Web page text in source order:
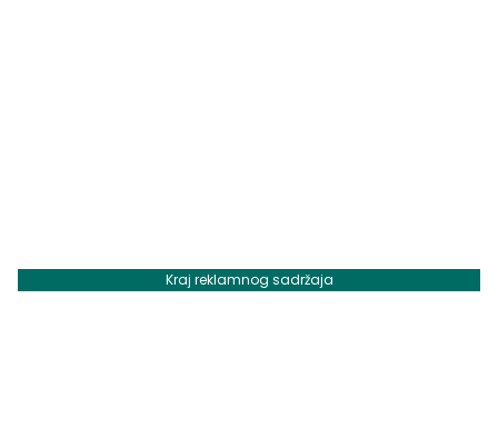
Kraj reklamnog sadržaja